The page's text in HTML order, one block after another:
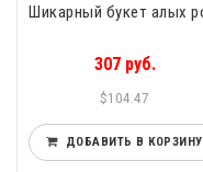
307 руб.
$104.47
ДОБАВИТЬ В КОРЗИНУ